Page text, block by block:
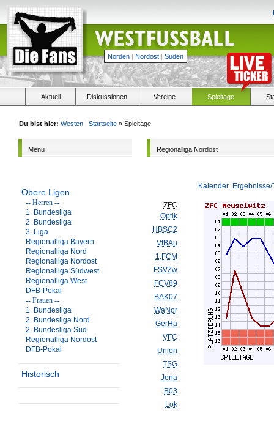
Norden | Nordost | Süden
Aktuell Diskussionen Vereine Spieltage
Du bist hier: Westen | Startseite » Spieltage
Menü
Obere Ligen
-- Herren --
1. Bundesliga
2. Bundesliga
3. Liga
Regionalliga Bayern
Regionalliga Nord
Regionalliga Nordost
Regionalliga Südwest
Regionalliga West
DFB-Pokal
-- Frauen --
1. Bundesliga
2. Bundesliga Nord
2. Bundesliga Süd
Regionalliga Nordost
DFB-Pokal
Historisch
Regionalliga Nordost
Kalender
ZFC
Optik
HBSC2
VfBAu
1.FCM
FSVZw
FCV89
BAK07
WaNor
GerHa
VFC
Union
TSG
Jena
B03
Lok